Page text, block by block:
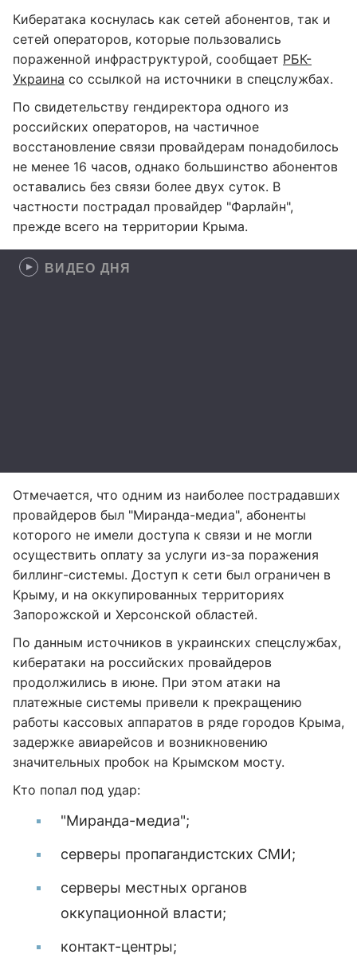
Кибератака коснулась как сетей абонентов, так и
сетей операторов, которые пользовались
пораженной инфраструктурой, сообщает РБК-
Украина со ссылкой на источники в спецслужбах.
По свидетельству гендиректора одного из
российских операторов, на частичное
восстановление связи провайдерам понадобилось
не менее 16 часов, однако большинство абонентов
оставались без связи более двух суток. В
частности пострадал провайдер "Фарлайн",
прежде всего на территории Крыма.
ВИДЕО ДНЯ
Отмечается, что одним из наиболее пострадавших
провайдеров был "Миранда-медиа", абоненты
которого не имели доступа к связи и не могли
осуществить оплату за услуги из-за поражения
биллинг-системы. Доступ к сети был ограничен в
Крыму, и на оккупированных территориях
Запорожской и Херсонской областей.
По данным источников в украинских спецслужбах,
кибератаки на российских провайдеров
продолжились в июне. При этом атаки на
платежные системы привели к прекращению
работы кассовых аппаратов в ряде городов Крыма,
задержке авиарейсов и возникновению
значительных пробок на Крымском мосту.
Кто попал под удар:
"Миранда-медиа";
серверы пропагандистских СМИ;
серверы местных органов
оккупационной власти;
контакт-центры;